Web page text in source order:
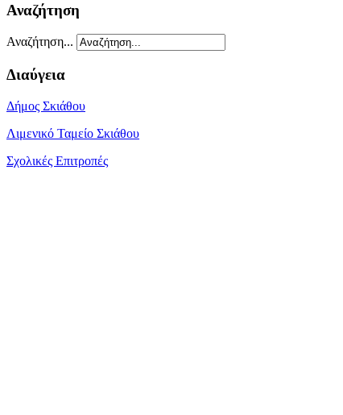
Αναζήτηση
Αναζήτηση...
Διαύγεια
Δήμος Σκιάθου
Λιμενικό Ταμείο Σκιάθου
Σχολικές Επιτροπές